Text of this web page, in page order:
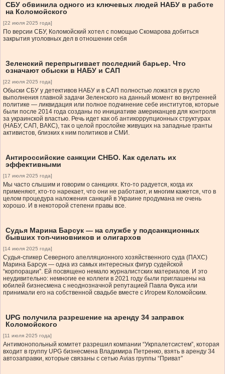
СБУ обвинила одного из ключевых людей НАБУ в работе
на Коломойского
[22 июля 2025 года]
По версии СБУ, Коломойский хотел с помощью Скомарова добиться
закрытия уголовных дел в отношении себя
Зеленский перепрыгивает последний барьер. Что
означают обыски в НАБУ и САП
[22 июля 2025 года]
Обыски СБУ у детективов НАБУ и в САП полностью ложатся в русло
выполнения главной задачи Зеленского на данный момент во внутренней
политике — ликвидация или полное подчинение себе институтов, которые
были после 2014 года созданы по инициативе американцев для контроля
за украинской властью. Речь идет как об антикоррупционных структурах
(НАБУ, САП, ВАКС), так о целой прослойке живущих на западные гранты
активистов, близких к ним политиков и СМИ.
Антироссийские санкции СНБО. Как сделать их
эффективными
[17 июля 2025 года]
Мы часто слышим и говорим о санкциях. Кто-то радуется, когда их
применяют, кто-то нарекает, что они не работают, и многим кажется, что в
целом процедура наложения санкций в Украине продумана не очень
хорошо. И в некоторой степени правы все.
Судья Марина Барсук — на службе у подсанкционных
бывших топ-чиновников и олигархов
[14 июля 2025 года]
Судья-спикер Северного апелляционного хозяйственного суда (ПАХС)
Марина Барсук — одна из самых интересных фигур судейской
“корпорации”. Ей посвящено немало журналистских материалов. И это
неудивительно: немногие ее коллеги в 2021 году были приглашены на
юбилей бизнесмена с неоднозначной репутацией Павла Фукса или
принимали его на собственной свадьбе вместе с Игорем Коломойским.
UPG получила разрешение на аренду 34 заправок
Коломойского
[11 июля 2025 года]
Антимонопольный комитет разрешил компании “Укрпалетсистем”, которая
входит в группу UPG бизнесмена Владимира Петренко, взять в аренду 34
автозаправки, которые связаны с сетью Avias группы “Приват”